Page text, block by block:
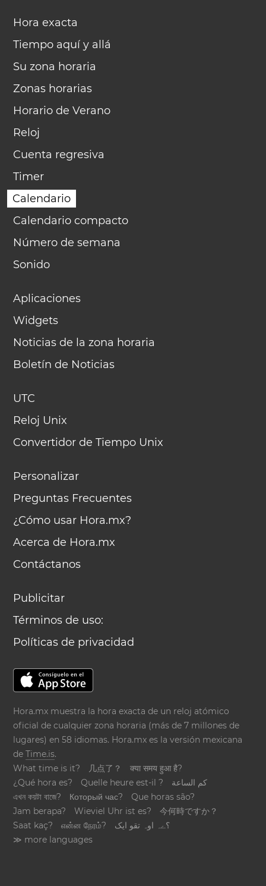
Hora exacta
Tiempo aquí y allá
Su zona horaria
Zonas horarias
Horario de Verano
Reloj
Cuenta regresiva
Timer
Calendario
Calendario compacto
Número de semana
Sonido
Aplicaciones
Widgets
Noticias de la zona horaria
Boletín de Noticias
UTC
Reloj Unix
Convertidor de Tiempo Unix
Personalizar
Preguntas Frecuentes
¿Cómo usar Hora.mx?
Acerca de Hora.mx
Contáctanos
Publicitar
Términos de uso:
Políticas de privacidad
Hora.mx muestra la hora exacta de un reloj atómico
oficial de cualquier zona horaria (más de 7 millones de
lugares) en 58 idiomas. Hora.mx es la versión mexicana
deTime.is.
What time is it?
几点了？
क्या समय हुआ है?
¿Qué hora es?
Quelle heure est-il ?
كم الساعة
এখন কয়টা বাজে?
Который час?
Que horas são?
Jam berapa?
Wieviel Uhr ist es?
今何時ですか？
Saat kaç?
என்ன நேரம்?
؟ےہ اوہ تقو ایک
≫ more languages